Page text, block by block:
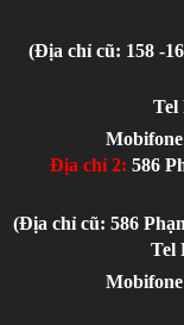
(Địa chỉ cũ: 158 -
Tel
Địa chỉ 2: 586
(Địa chỉ cũ: 586
Tel